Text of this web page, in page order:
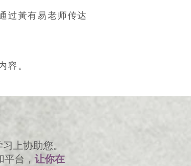
过黃有易老师传达
容。
上协助您。
台， 让你在